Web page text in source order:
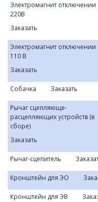
Электромагнит
220В
Заказать
Электромагнит
110 В
Заказать
Собачка Заказать
Рычаг сцепляюще-
расцепляющих устройств (в
сборе)
Заказать
Рычаг-сцепитель
Кронштейн для ЭО
Кронштейн для ЭВ